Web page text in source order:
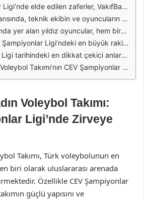
temsilcisi olmasına olanak sağlamıştır. Takım, bu başarıları ile birlikte hem taraftarlarını hem de voleybolseverleri gururlandırmıştır. Özellikle 2013 ve 2017 yıllarında kazandığı şampiyonluklar, takımın tarihine altın harflerle yazılmıştır.
antrenörler ve deneyimli sporcular, takımın oyun stratejilerini sürekli olarak geliştirerek rakiplerine karşı avantaj sağlamaktadır. Bu durum, VakıfBank’ın her sezon güçlü bir performans sergilemesine yardımcı olmaktadır.
Özellikle uluslararası turnuvalarda gösterdikleri performans, VakıfBank’ın başarısının temel taşlarından biridir. Oyuncuların profesyonel disiplini ve yüksek seviyedeki teknik becerileri, takımın her zaman üst sıralarda yer almasını sağlamaktadır.
mücadeleler sunmaktadır. Ancak, VakıfBank’ın bu rekabet ortamında gösterdiği üstün performans, onu daima ön planda tutmaktadır. Bu zorlu mücadeleler, takımın daha da güçlenmesine ve uluslararası arenada kendini kanıtlamasına yardımcı olmaktadır.
etkileyici performanstır. Bu tür anlar, takımın tarihine damga vuran anılar arasında yer almakta ve taraftarlar için unutulmaz bir deneyim sunmaktadır. Her zafer, takımın motivasyonunu artırmakta ve yeni hedefler belirlemelerine yol açmaktadır.
göstermektedir. Bu başarılar, sadece takımı değil, aynı zamanda ülke voleybolunu da olumlu bir şekilde etkilemekte ve yeni nesil sporculara ilham kaynağı olmaktadır. Gelecek sezonlarda da bu başarıların devam etmesi, Türk voleybolunun ve VakıfBank’ın uluslararası düzeydeki önemini pekiştirecektir.
Voleybol Takımı:
Ligi’nde Zirveye
Takımı, Türk voleybolunun en
biri olarak uluslararası arenada
Özellikle CEV Şampiyonlar
güçlü yapısını ve